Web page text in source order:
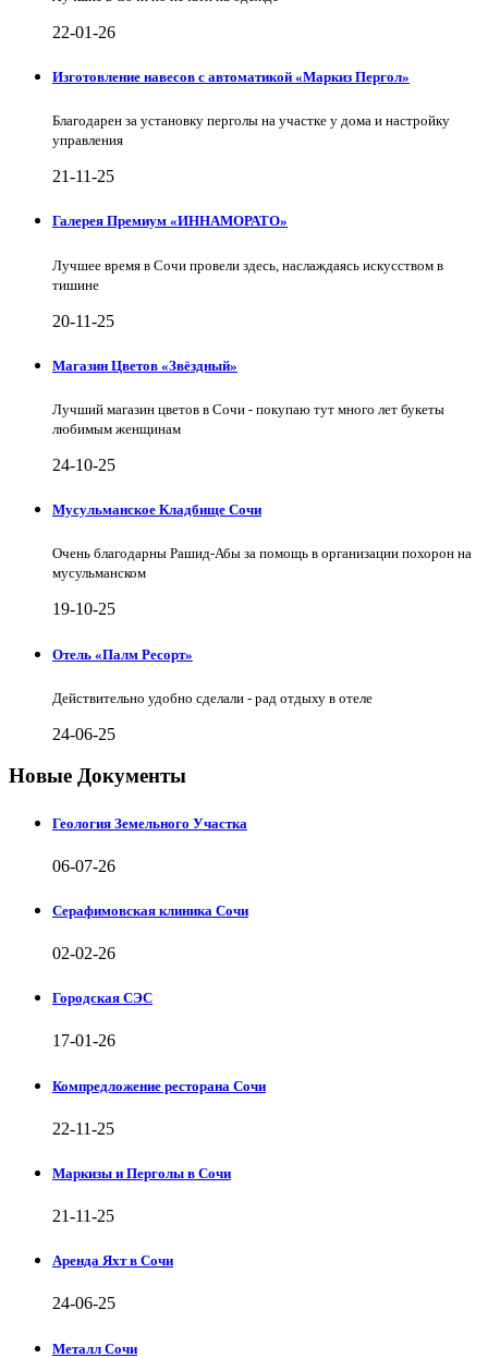
22-01-26
Изготовление навесов с автоматикой «Маркиз Пергол»
Благодарен за установку перголы на участке у дома и настройку
управления
21-11-25
Галерея Премиум «ИННАМОРАТО»
Лучшее время в Сочи провели здесь, наслаждаясь искусством в
тишине
20-11-25
Магазин Цветов «Звёздный»
Лучший магазин цветов в Сочи - покупаю тут много лет букеты
любимым женщинам
24-10-25
Мусульманское Кладбище Сочи
Очень благодарны Рашид-Абы за помощь в организации похорон на
мусульманском
19-10-25
Отель «Палм Ресорт»
Действительно удобно сделали - рад отдыху в отеле
24-06-25
Новые Документы
Геология Земельного Участка
06-07-26
Серафимовская клиника Сочи
02-02-26
Городская СЭС
17-01-26
Компредложение ресторана Сочи
22-11-25
Маркизы и Перголы в Сочи
21-11-25
Аренда Яхт в Сочи
24-06-25
Металл Сочи